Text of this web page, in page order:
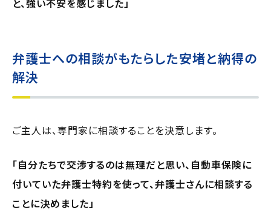
と、強い不安を感じました」
弁護士への相談がもたらした安堵と納得の
解決
ご主人は、専門家に相談することを決意します。
「自分たちで交渉するのは無理だと思い、自動車保険に
付いていた弁護士特約を使って、弁護士さんに相談する
ことに決めました」